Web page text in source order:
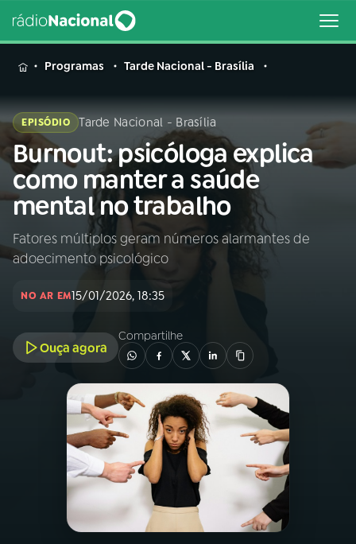
MENU
Buscar
na
Rádio
Nacional
Buscar
AO VIVO
INÍCIO
A RÁDIO
PROGRAMAÇÃO
PROGRAMAS
PODCASTS
Programas Tarde Nacional - Brasília
EPISÓDIO Tarde Nacional - Brasília
Burnout: psicóloga explica
como manter a saúde
mental no trabalho
Fatores múltiplos geram números alarmantes de
adoecimento psicológico
NO AR EM15/01/2026, 18:35
Ouça agora
Compartilhe